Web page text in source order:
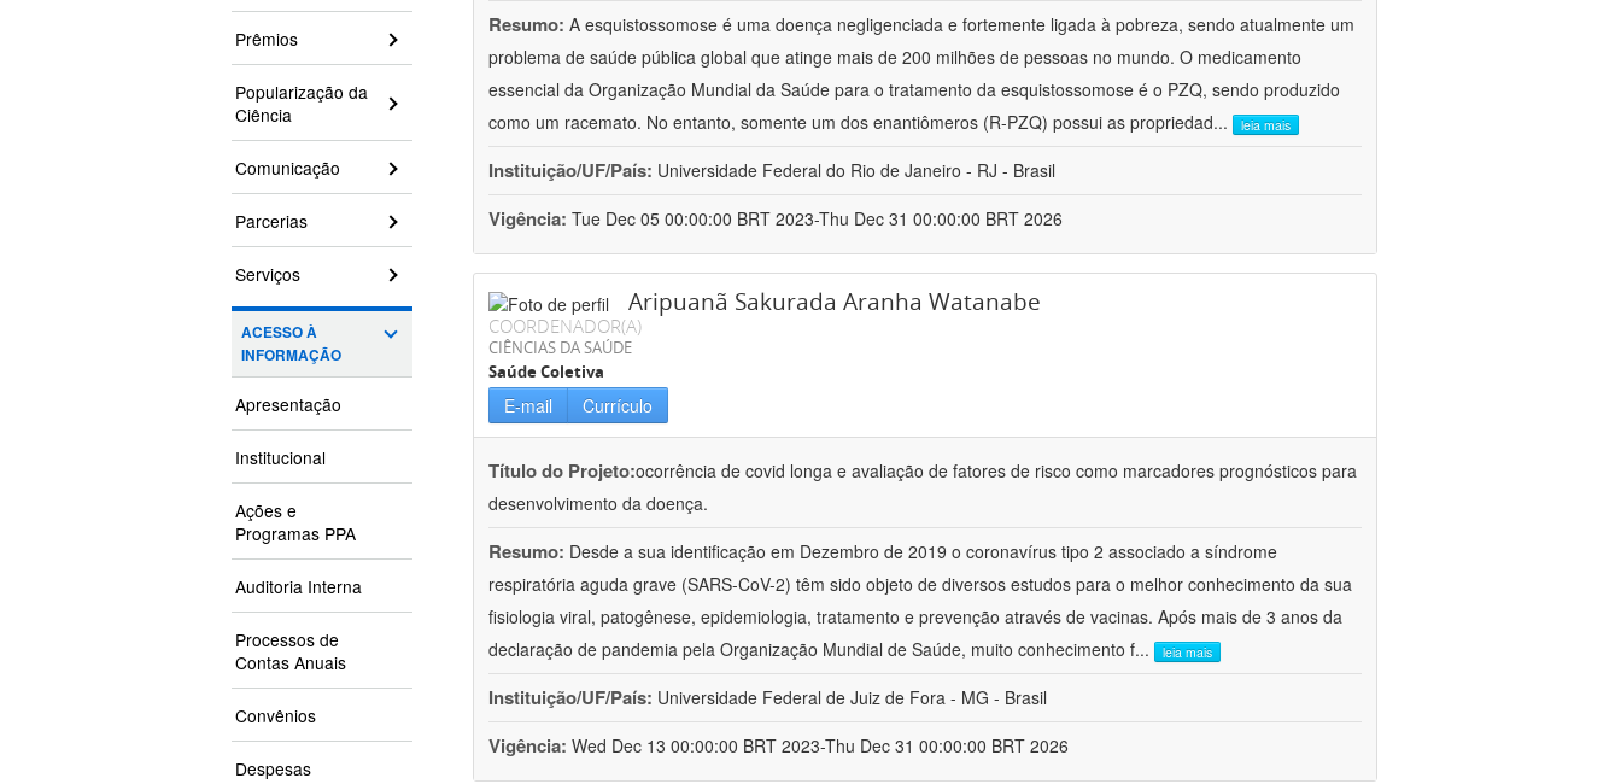
Prêmios
Popularização da
Ciência
Comunicação
Parcerias
Serviços
ACESSO À
INFORMAÇÃO
Apresentação
Institucional
Ações e
Programas PPA
Auditoria Interna
Processos de
Contas Anuais
Convênios
Despesas
Resumo: A esquistossomose é uma doença negligenciada e fortemente ligada à pobreza, sendo atualmente um
problema de saúde pública global que atinge mais de 200 milhões de pessoas no mundo. O medicamento
essencial da Organização Mundial da Saúde para o tratamento da esquistossomose é o PZQ, sendo produzido
como um racemato. No entanto, somente um dos enantiômeros (R-PZQ) possui as propriedad... leia mais
Instituição/UF/País: Universidade Federal do Rio de Janeiro - RJ - Brasil
Vigência: Tue Dec 05 00:00:00 BRT 2023-Thu Dec 31 00:00:00 BRT 2026
Aripuanã Sakurada Aranha Watanabe
COORDENADOR(A)
CIÊNCIAS DA SAÚDE
Saúde Coletiva
E-mail Currículo
Título do Projeto:ocorrência de covid longa e avaliação de fatores de risco como marcadores prognósticos para
desenvolvimento da doença.
Resumo: Desde a sua identificação em Dezembro de 2019 o coronavírus tipo 2 associado a síndrome
respiratória aguda grave (SARS-CoV-2) têm sido objeto de diversos estudos para o melhor conhecimento da sua
fisiologia viral, patogênese, epidemiologia, tratamento e prevenção através de vacinas. Após mais de 3 anos da
declaração de pandemia pela Organização Mundial de Saúde, muito conhecimento f... leia mais
Instituição/UF/País: Universidade Federal de Juiz de Fora - MG - Brasil
Vigência: Wed Dec 13 00:00:00 BRT 2023-Thu Dec 31 00:00:00 BRT 2026